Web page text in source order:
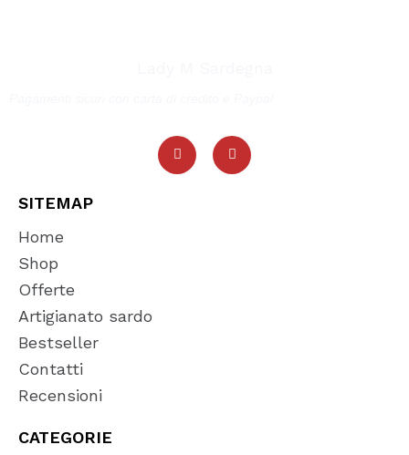
SITEMAP
Home
Shop
Offerte
Artigianato sardo
Bestseller
Contatti
Recensioni
CATEGORIE